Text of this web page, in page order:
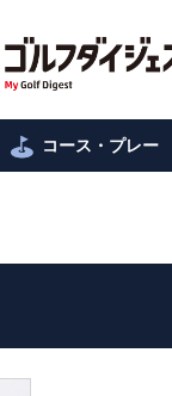
コース・プレー